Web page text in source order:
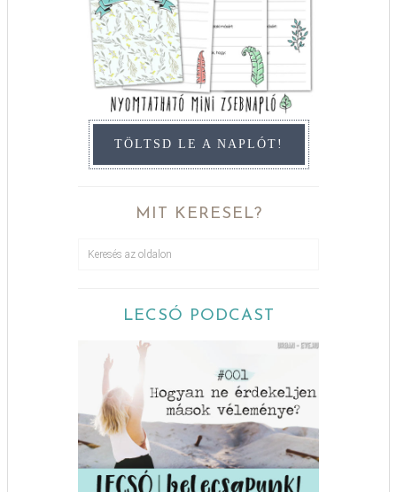
TÖLTSD LE A NAPLÓT!
MIT KERESEL?
LECSÓ PODCAST